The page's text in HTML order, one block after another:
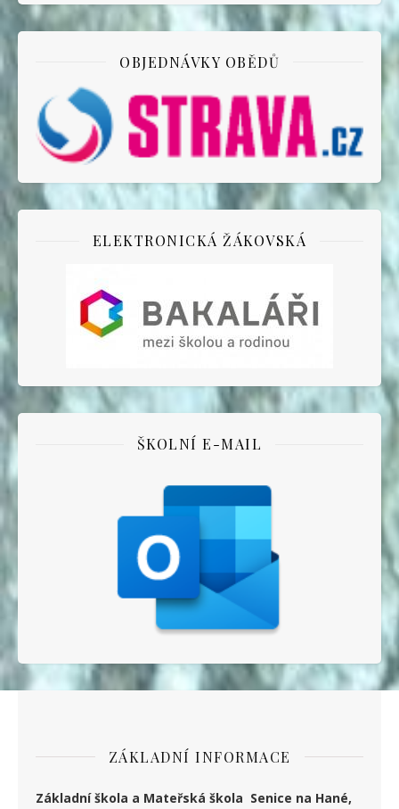
OBJEDNÁVKY OBĚDŮ
ELEKTRONICKÁ ŽÁKOVSKÁ
ŠKOLNÍ E-MAIL
ZÁKLADNÍ INFORMACE
Základní škola a Mateřská škola Senice na Hané,